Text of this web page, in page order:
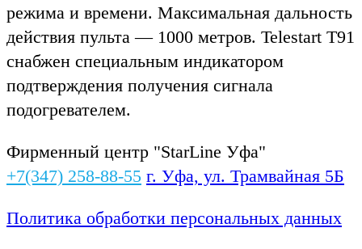
режима и времени. Максимальная дальность
действия пульта — 1000 метров. Telestart T91
снабжен специальным индикатором
подтверждения получения сигнала
подогревателем.
Фирменный центр "StarLine Уфа"
+7(347) 258-88-55 г. Уфа, ул. Трамвайная 5Б
Политика обработки персональных данных